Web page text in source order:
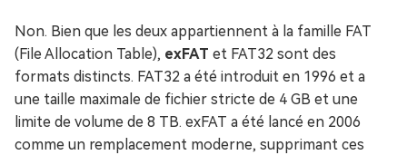
Non. Bien que les deux appartiennent à la famille FAT
(File Allocation Table), exFAT et FAT32 sont des
formats distincts. FAT32 a été introduit en 1996 et a
une taille maximale de fichier stricte de 4 GB et une
limite de volume de 8 TB. exFAT a été lancé en 2006
comme un remplacement moderne, supprimant ces